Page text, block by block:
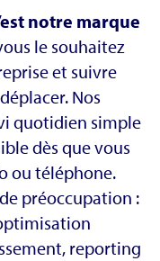
notre marque
le souhaitez
et suivre
Nos
quotidien simple
dès que vous
ou téléphone.
préoccupation :
reporting